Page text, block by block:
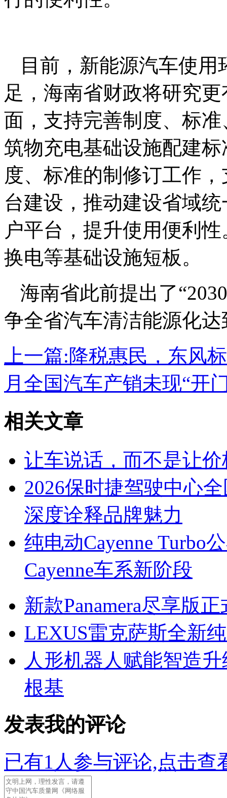
目前，新能源汽车使
足，海南省财政将研究
面，支持完善制度、标
筑物充电基础设施配建
度、标准的制修订工作
台建设，推动建设省域
户平台，提升使用便利
换电等基础设施短板。
海南省此前提出了
争全省汽车清洁能源化
上一篇:降税惠民，东风
月全国汽车产销未现“开
相关文章
让车说话，而不是让
2026保时捷驾驶中心
深度诠释品牌魅力
纯电动Cayenne Turbo
Cayenne车系新阶段
新款Panamera尽享版
LEXUS雷克萨斯全新
人形机器人赋能智造
根基
发表我的评论
已有1 人参与评论,点击查